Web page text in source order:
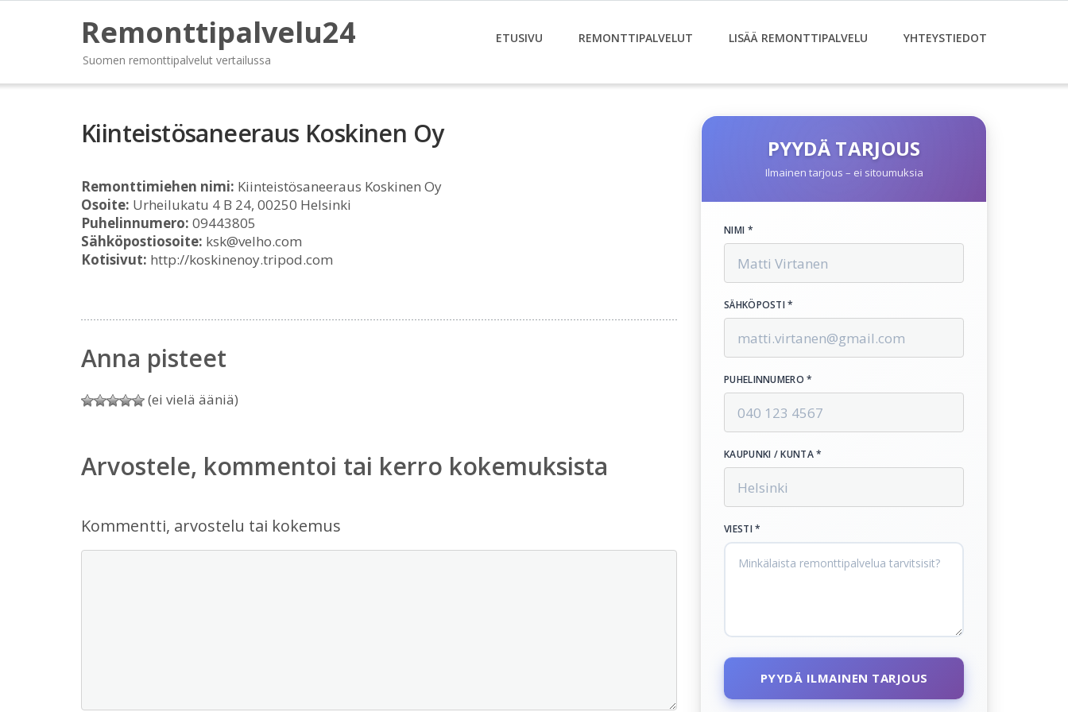
Remonttipalvelu24
Suomen remonttipalvelut vertailussa
ETUSIVU REMONTTIPALVELUT LISÄÄ REMONTTIPALVELU YHTEYSTIEDOT
Kiinteistösaneeraus Koskinen Oy
Remonttimiehen nimi: Kiinteistösaneeraus Koskinen Oy
Osoite: Urheilukatu 4 B 24, 00250 Helsinki
Puhelinnumero: 09443805
Sähköpostiosoite: ksk@velho.com
Kotisivut: http://koskinenoy.tripod.com
Anna pisteet
(ei vielä ääniä)
Arvostele, kommentoi tai kerro kokemuksista
Kommentti, arvostelu tai kokemus
PYYDÄ TARJOUS
Ilmainen tarjous – ei sitoumuksia
NIMI *
SÄHKÖPOSTI *
PUHELINNUMERO *
KAUPUNKI / KUNTA *
VIESTI *
PYYDÄ ILMAINEN TARJOUS